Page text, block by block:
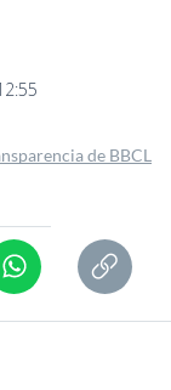
de BBCL